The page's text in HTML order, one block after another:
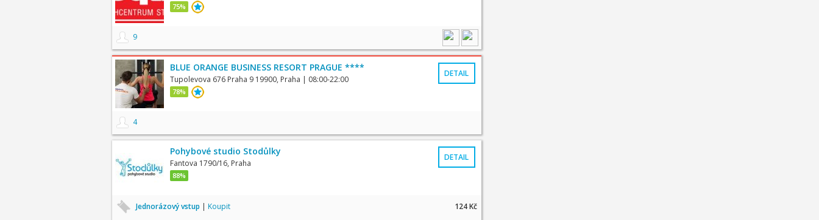
75%
9
BLUE ORANGE BUSINESS RESORT PRAGUE ****
Tupolevova 676 Praha 9 19900, Praha | 08:00-22:00
78%
DETAIL
4
Pohybové studio Stodůlky
Fantova 1790/16, Praha
88%
DETAIL
Jednorázový vstup | Koupit 124 Kč